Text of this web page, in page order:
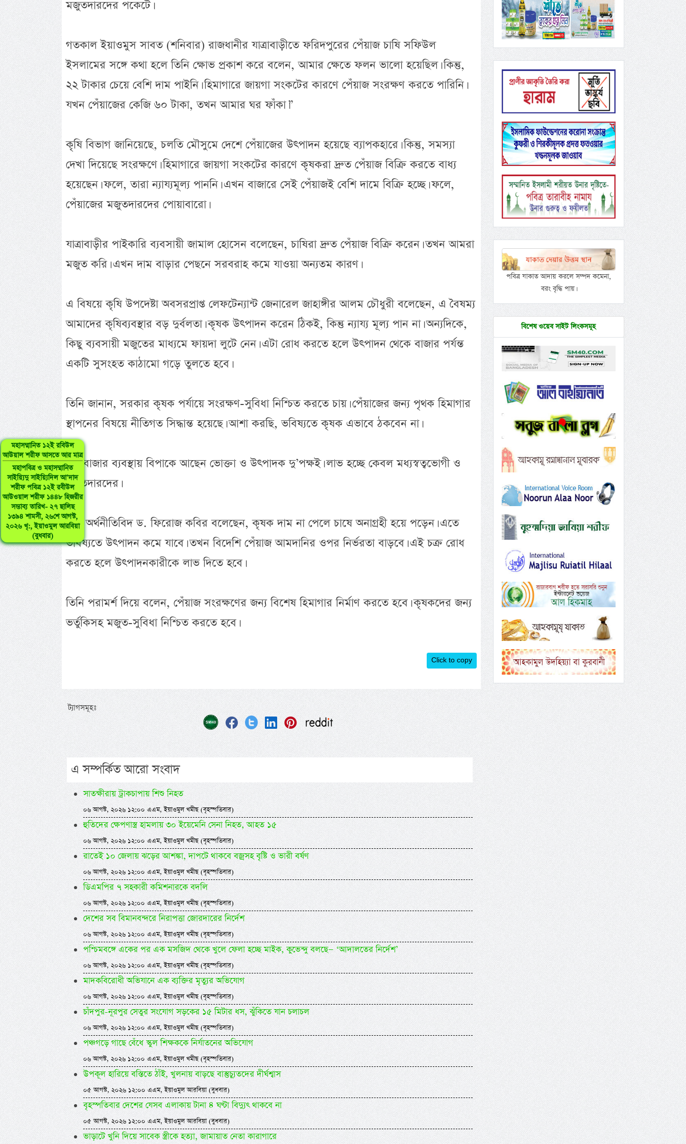
মহাসম্মানিত ১২ই রবিউল
আউয়াল শরীফ আসতে আর মাত্র
মহাপবিত্র ও মহাসম্মানিত
সাইয়্যিদু সাইয়্যিদিল আ’দাদ
শরীফ পবিত্র ১২ই রবীউল
আউওয়াল শরীফ ১৪৪৮ হিজরীর
সম্ভাব্য তারিখ- ২৭ ছালিছ
১৩৯৪ শামসী, ২৬শে আগস্ট,
২০২৬ খৃ:, ইয়াওমুল আরবিয়া
(বুধবার)
মজুতদারদের পকেটে।
গতকাল ইয়াওমুস সাবত (শনিবার) রাজধানীর যাত্রাবাড়ীতে ফরিদপুরের পেঁয়াজ চাষি সফিউল
ইসলামের সঙ্গে কথা হলে তিনি ক্ষোভ প্রকাশ করে বলেন, আমার ক্ষেতে ফলন ভালো হয়েছিল। কিন্তু,
২২ টাকার চেয়ে বেশি দাম পাইনি। হিমাগারে জায়গা সংকটের কারণে পেঁয়াজ সংরক্ষণ করতে পারিনি।
যখন পেঁয়াজের কেজি ৬০ টাকা, তখন আমার ঘর ফাঁকা।”
কৃষি বিভাগ জানিয়েছে, চলতি মৌসুমে দেশে পেঁয়াজের উৎপাদন হয়েছে ব্যাপকহারে। কিন্তু, সমস্যা
দেখা দিয়েছে সংরক্ষণে। হিমাগারে জায়গা সংকটের কারণে কৃষকরা দ্রুত পেঁয়াজ বিক্রি করতে বাধ্য
হয়েছেন। ফলে, তারা ন্যায্যমূল্য পাননি। এখন বাজারে সেই পেঁয়াজই বেশি দামে বিক্রি হচ্ছে। ফলে,
পেঁয়াজের মজুতদারদের পোয়াবারো।
যাত্রাবাড়ীর পাইকারি ব্যবসায়ী জামাল হোসেন বলেছেন, চাষিরা দ্রুত পেঁয়াজ বিক্রি করেন। তখন আমরা
মজুত করি। এখন দাম বাড়ার পেছনে সরবরাহ কমে যাওয়া অন্যতম কারণ।
এ বিষয়ে কৃষি উপদেষ্টা অবসরপ্রাপ্ত লেফটেন্যান্ট জেনারেল জাহাঙ্গীর আলম চৌধুরী বলেছেন, এ বৈষম্য
আমাদের কৃষিব্যবস্থার বড় দুর্বলতা। কৃষক উৎপাদন করেন ঠিকই, কিন্তু ন্যায্য মূল্য পান না। অন্যদিকে,
কিছু ব্যবসায়ী মজুতের মাধ্যমে ফায়দা লুটে নেন। এটা রোধ করতে হলে উৎপাদন থেকে বাজার পর্যন্ত
একটি সুসংহত কাঠামো গড়ে তুলতে হবে।
তিনি জানান, সরকার কৃষক পর্যায়ে সংরক্ষণ-সুবিধা নিশ্চিত করতে চায়। পেঁয়াজের জন্য পৃথক হিমাগার
স্থাপনের বিষয়ে নীতিগত সিদ্ধান্ত হয়েছে। আশা করছি, ভবিষ্যতে কৃষক এভাবে ঠকবেন না।
এই বাজার ব্যবস্থায় বিপাকে আছেন ভোক্তা ও উৎপাদক দু’পক্ষই। লাভ হচ্ছে কেবল মধ্যস্বত্বভোগী ও
মজুতদারদের।
কৃষি অর্থনীতিবিদ ড. ফিরোজ কবির বলেছেন, কৃষক দাম না পেলে চাষে অনাগ্রহী হয়ে পড়েন। এতে
ভবিষ্যতে উৎপাদন কমে যাবে। তখন বিদেশি পেঁয়াজ আমদানির ওপর নির্ভরতা বাড়বে। এই চক্র রোধ
করতে হলে উৎপাদনকারীকে লাভ দিতে হবে।
তিনি পরামর্শ দিয়ে বলেন, পেঁয়াজ সংরক্ষণের জন্য বিশেষ হিমাগার নির্মাণ করতে হবে। কৃষকদের জন্য
ভর্তুকিসহ মজুত-সুবিধা নিশ্চিত করতে হবে।
Click to copy
ট্যাগসমূহঃ
এ সম্পর্কিত আরো সংবাদ
সাতক্ষীরায় ট্রাকচাপায় শিশু নিহত
০৬ আগস্ট, ২০২৬ ১২:০০ এএম, ইয়াওমুল খমীছ (বৃহস্পতিবার)
হুতিদের ক্ষেপণাস্ত্র হামলায় ৩০ ইয়েমেনি সেনা নিহত, আহত ১৫
০৬ আগস্ট, ২০২৬ ১২:০০ এএম, ইয়াওমুল খমীছ (বৃহস্পতিবার)
রাতেই ১০ জেলায় ঝড়ের আশঙ্কা, দাপটে থাকবে বজ্রসহ বৃষ্টি ও ভারী বর্ষণ
০৬ আগস্ট, ২০২৬ ১২:০০ এএম, ইয়াওমুল খমীছ (বৃহস্পতিবার)
ডিএমপির ৭ সহকারী কমিশনারকে বদলি
০৬ আগস্ট, ২০২৬ ১২:০০ এএম, ইয়াওমুল খমীছ (বৃহস্পতিবার)
দেশের সব বিমানবন্দরে নিরাপত্তা জোরদারের নির্দেশ
০৬ আগস্ট, ২০২৬ ১২:০০ এএম, ইয়াওমুল খমীছ (বৃহস্পতিবার)
পশ্চিমবঙ্গে একের পর এক মসজিদ থেকে খুলে ফেলা হচ্ছে মাইক, কুভেন্দু বলছে— ‘আদালতের নির্দেশ’
০৬ আগস্ট, ২০২৬ ১২:০০ এএম, ইয়াওমুল খমীছ (বৃহস্পতিবার)
মাদকবিরোধী অভিযানে এক ব্যক্তির মৃত্যুর অভিযোগ
০৬ আগস্ট, ২০২৬ ১২:০০ এএম, ইয়াওমুল খমীছ (বৃহস্পতিবার)
চাঁদপুর-নূরপুর সেতুর সংযোগ সড়কের ১৫ মিটার ধস, ঝুঁকিতে যান চলাচল
০৬ আগস্ট, ২০২৬ ১২:০০ এএম, ইয়াওমুল খমীছ (বৃহস্পতিবার)
পঞ্চগড়ে গাছে বেঁধে স্কুল শিক্ষককে নির্যাতনের অভিযোগ
০৬ আগস্ট, ২০২৬ ১২:০০ এএম, ইয়াওমুল খমীছ (বৃহস্পতিবার)
উপকূল হারিয়ে বস্তিতে ঠাঁই, খুলনায় বাড়ছে বাস্তুচ্যুতদের দীর্ঘশ্বাস
০৫ আগস্ট, ২০২৬ ১২:০০ এএম, ইয়াওমুল আরবিয়া (বুধবার)
বৃহস্পতিবার দেশের যেসব এলাকায় টানা ৪ ঘণ্টা বিদ্যুৎ থাকবে না
০৫ আগস্ট, ২০২৬ ১২:০০ এএম, ইয়াওমুল আরবিয়া (বুধবার)
ভাড়াটে খুনি দিয়ে সাবেক স্ত্রীকে হত্যা, জামায়াত নেতা কারাগারে
পবিত্র যাকাত আদায় করলে সম্পদ কমেনা,
বরং বৃদ্ধি পায়।
বিশেষ ওয়েব সাইট লিংকসমূহ